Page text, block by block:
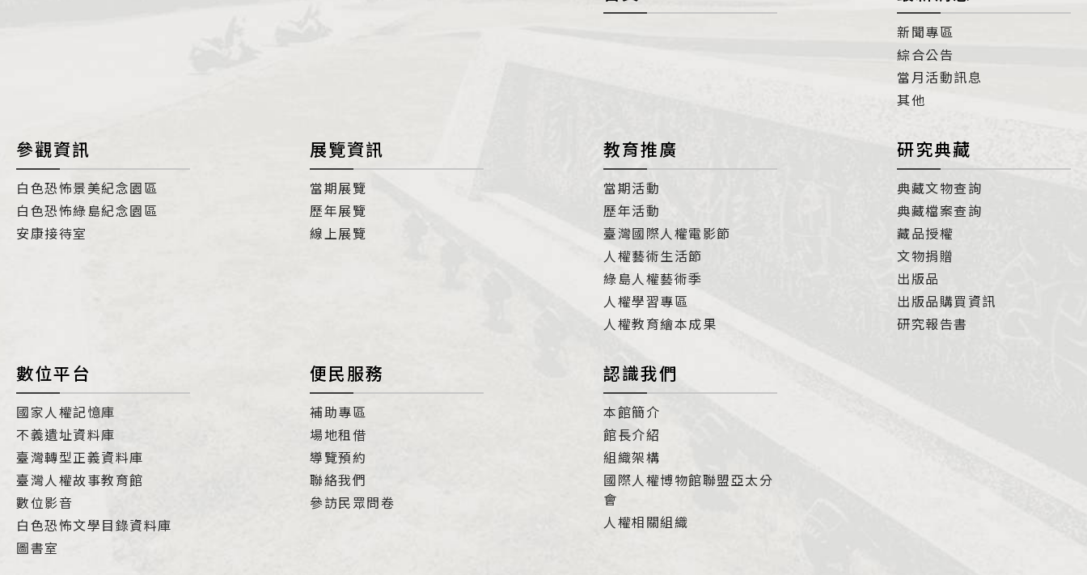
新聞專區
綜合公告
當月活動訊息
其他
參觀資訊
白色恐怖景美紀念園區
白色恐怖綠島紀念園區
安康接待室
展覽資訊
當期展覽
歷年展覽
線上展覽
教育推廣
當期活動
歷年活動
臺灣國際人權電影節
人權藝術生活節
綠島人權藝術季
人權學習專區
人權教育繪本成果
研究典藏
典藏文物查詢
典藏檔案查詢
藏品授權
文物捐贈
出版品
出版品購買資訊
研究報告書
數位平台
國家人權記憶庫
不義遺址資料庫
臺灣轉型正義資料庫
臺灣人權故事教育館
數位影音
白色恐怖文學目錄資料庫
圖書室
便民服務
補助專區
場地租借
導覽預約
聯絡我們
參訪民眾問卷
認識我們
本館簡介
館長介紹
組織架構
國際人權博物館聯盟亞太分
會
人權相關組織